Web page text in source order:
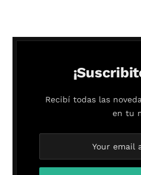
Recibí todas las
en tu